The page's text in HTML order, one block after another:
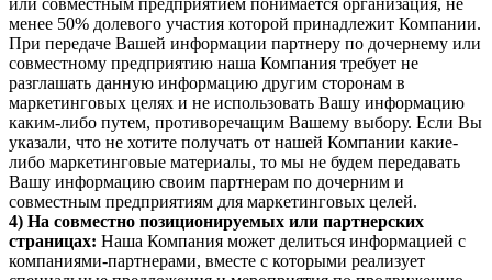
или совместным предприятием понимается организация, не
менее 50% долевого участия которой принадлежит Компании.
При передаче Вашей информации партнеру по дочернему или
совместному предприятию наша Компания требует не
разглашать данную информацию другим сторонам в
маркетинговых целях и не использовать Вашу информацию
каким-либо путем, противоречащим Вашему выбору. Если Вы
указали, что не хотите получать от нашей Компании какие-
либо маркетинговые материалы, то мы не будем передавать
Вашу информацию своим партнерам по дочерним и
совместным предприятиям для маркетинговых целей.
4) На совместно позиционируемых или партнерских
страницах: Наша Компания может делиться информацией с
компаниями-партнерами, вместе с которыми реализует